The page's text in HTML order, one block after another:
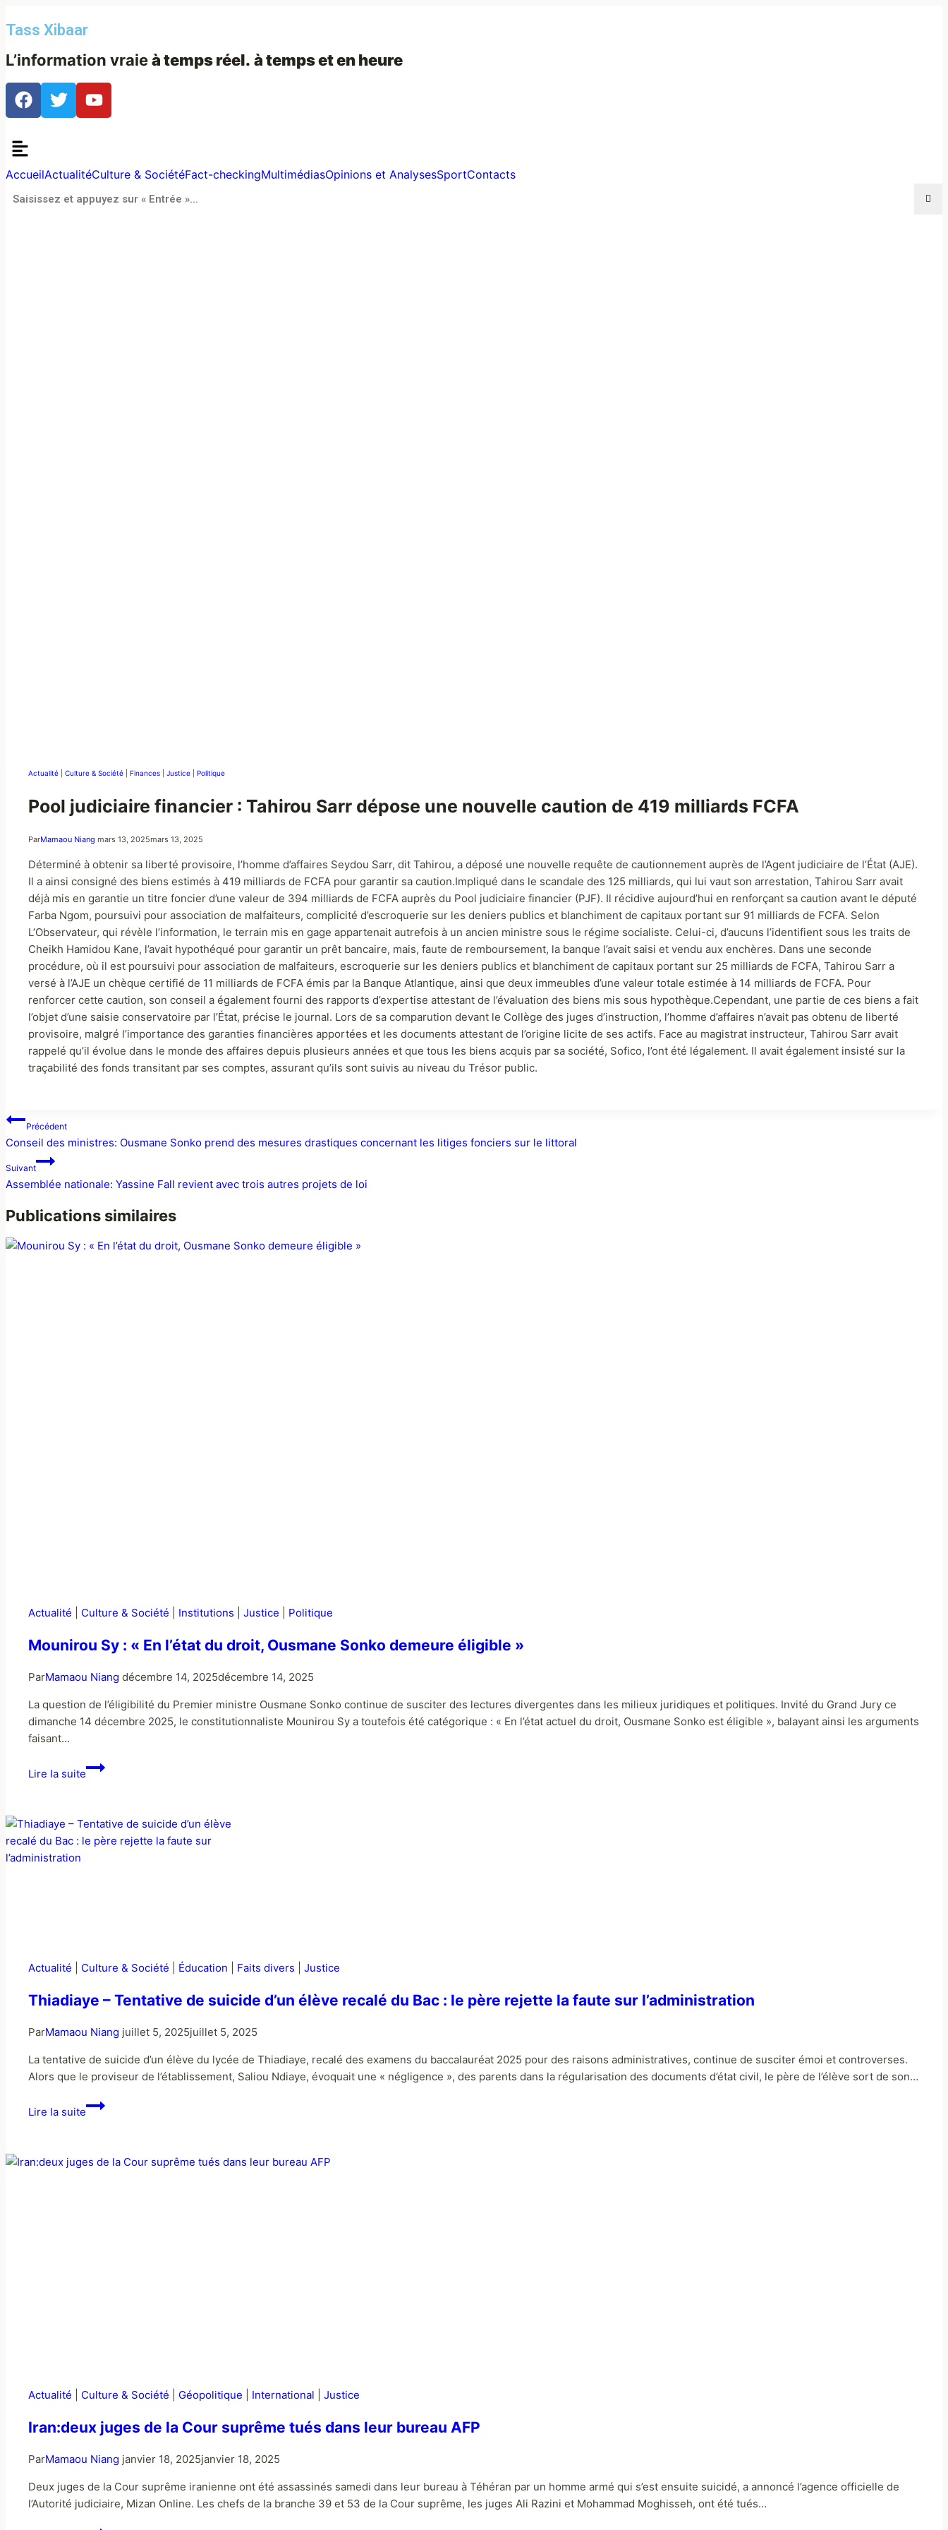
Tass Xibaar
L’information vraieà temps réel. à temps et en heure
AccueilActualitéCulture & SociétéFact-checkingMultimédiasOpinions et AnalysesSportContacts
Actualité Culture & Société Finances Justice Politique
Pool judiciaire financier : Tahirou Sarr dépose une nouvelle caution de 419 milliards FCFA
ParMamaou Niang mars 13, 2025mars 13, 2025
Déterminé à obtenir sa liberté provisoire, l’homme d’affaires Seydou Sarr, dit Tahirou, a déposé une nouvelle requête de cautionnement auprès de l’Agent judiciaire de l’État (AJE).
Il a ainsi consigné des biens estimés à 419 milliards de FCFA pour garantir sa caution.Impliqué dans le scandale des 125 milliards, qui lui vaut son arrestation, Tahirou Sarr avait
déjà mis en garantie un titre foncier d’une valeur de 394 milliards de FCFA auprès du Pool judiciaire financier (PJF). Il récidive aujourd’hui en renforçant sa caution avant le député
Farba Ngom, poursuivi pour association de malfaiteurs, complicité d’escroquerie sur les deniers publics et blanchiment de capitaux portant sur 91 milliards de FCFA. Selon
L’Observateur, qui révèle l’information, le terrain mis en gage appartenait autrefois à un ancien ministre sous le régime socialiste. Celui-ci, d’aucuns l’identifient sous les traits de
Cheikh Hamidou Kane, l’avait hypothéqué pour garantir un prêt bancaire, mais, faute de remboursement, la banque l’avait saisi et vendu aux enchères. Dans une seconde
procédure, où il est poursuivi pour association de malfaiteurs, escroquerie sur les deniers publics et blanchiment de capitaux portant sur 25 milliards de FCFA, Tahirou Sarr a
versé à l’AJE un chèque certifié de 11 milliards de FCFA émis par la Banque Atlantique, ainsi que deux immeubles d’une valeur totale estimée à 14 milliards de FCFA. Pour
renforcer cette caution, son conseil a également fourni des rapports d’expertise attestant de l’évaluation des biens mis sous hypothèque.Cependant, une partie de ces biens a fait
l’objet d’une saisie conservatoire par l’État, précise le journal. Lors de sa comparution devant le Collège des juges d’instruction, l’homme d’affaires n’avait pas obtenu de liberté
provisoire, malgré l’importance des garanties financières apportées et les documents attestant de l’origine licite de ses actifs. Face au magistrat instructeur, Tahirou Sarr avait
rappelé qu’il évolue dans le monde des affaires depuis plusieurs années et que tous les biens acquis par sa société, Sofico, l’ont été légalement. Il avait également insisté sur la
traçabilité des fonds transitant par ses comptes, assurant qu’ils sont suivis au niveau du Trésor public.
Précédent
Conseil des ministres: Ousmane Sonko prend des mesures drastiques concernant les litiges fonciers sur le littoral
Suivant
Assemblée nationale: Yassine Fall revient avec trois autres projets de loi
Publications similaires
Actualité Culture & Société Institutions Justice Politique
Mounirou Sy : « En l’état du droit, Ousmane Sonko demeure éligible »
ParMamaou Niang décembre 14, 2025décembre 14, 2025
La question de l’éligibilité du Premier ministre Ousmane Sonko continue de susciter des lectures divergentes dans les milieux juridiques et politiques. Invité du Grand Jury ce
dimanche 14 décembre 2025, le constitutionnaliste Mounirou Sy a toutefois été catégorique : « En l’état actuel du droit, Ousmane Sonko est éligible », balayant ainsi les arguments
faisant…
Lire la suite
Actualité Culture & Société Éducation Faits divers Justice
Thiadiaye – Tentative de suicide d’un élève recalé du Bac : le père rejette la faute sur l’administration
ParMamaou Niang juillet 5, 2025juillet 5, 2025
La tentative de suicide d’un élève du lycée de Thiadiaye, recalé des examens du baccalauréat 2025 pour des raisons administratives, continue de susciter émoi et controverses.
Alors que le proviseur de l’établissement, Saliou Ndiaye, évoquait une « négligence », des parents dans la régularisation des documents d’état civil, le père de l’élève sort de son…
Lire la suite
Actualité Culture & Société Géopolitique International Justice
Iran:deux juges de la Cour suprême tués dans leur bureau AFP
ParMamaou Niang janvier 18, 2025janvier 18, 2025
Deux juges de la Cour suprême iranienne ont été assassinés samedi dans leur bureau à Téhéran par un homme armé qui s’est ensuite suicidé, a annoncé l’agence officielle de
l’Autorité judiciaire, Mizan Online. Les chefs de la branche 39 et 53 de la Cour suprême, les juges Ali Razini et Mohammad Moghisseh, ont été tués…